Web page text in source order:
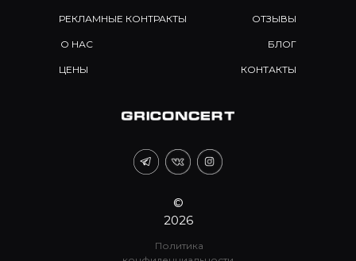
©
2026
Политика
РЕКЛАМНЫЕ КОНТРАКТЫ
О НАС
ОТЗЫВЫ
БЛОГ
ЦЕНЫ КОНТАКТЫ